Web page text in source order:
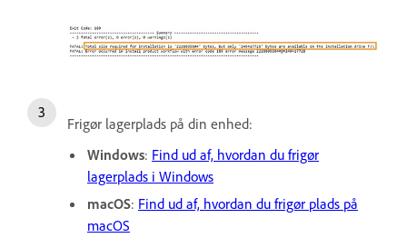
Frigør lagerplads på din enhed:
Windows: Find ud af, hvordan du frigør
lagerplads i Windows
macOS: Find ud af, hvordan du frigør plads på
macOS